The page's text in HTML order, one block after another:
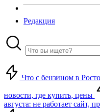
Редакция
Что с бензином в
новости, где купить, цены
августа: не работает сайт,